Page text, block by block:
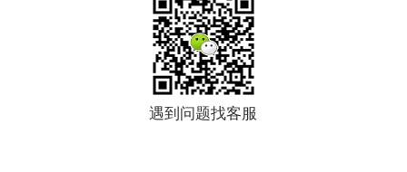
遇到问题找客服